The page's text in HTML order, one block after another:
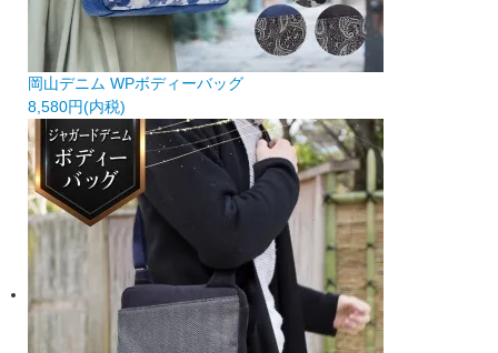
岡山デニム WPボディーバッグ
8,580円(内税)